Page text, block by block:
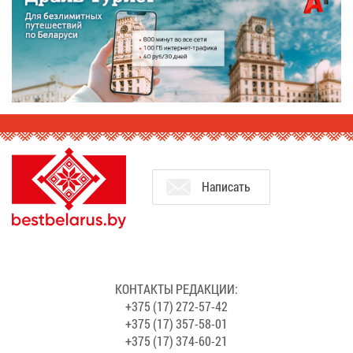
На­пи­сать
КОН­ТАК­ТЫ РЕ­ДАК­ЦИИ:
+375 (17) 272-57-42
+375 (17) 357-58-01
+375 (17) 374-60-21